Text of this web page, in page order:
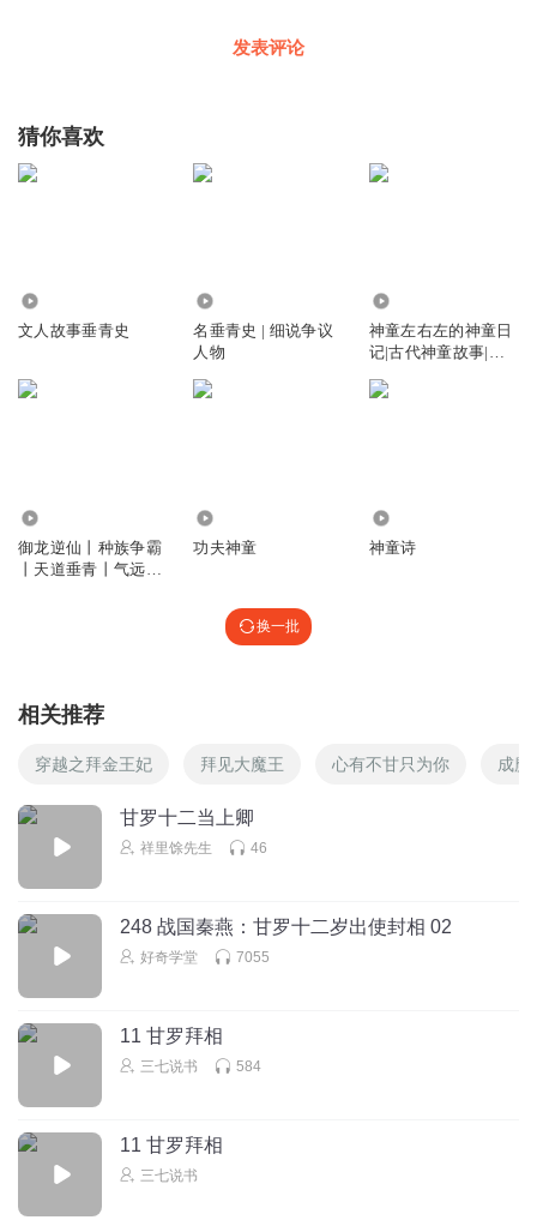
发表评论
猜你喜欢
文人故事垂青史
名垂青史 | 细说争议
人物
神童左右左的神童日
记|古代神童故事|诚
御龙逆仙丨种族争霸
丨天道垂青丨气远盛
功夫神童 神童诗
换一批
相关推荐
穿越之拜金王妃 拜见大魔王 心有不甘只为你 成魔
甘罗十二当上卿
祥里馀先生 46
248 战国秦燕：甘罗十二岁出使封相 02
好奇学堂 7055
11 甘罗拜相
三七说书 584
11 甘罗拜相
三七说书